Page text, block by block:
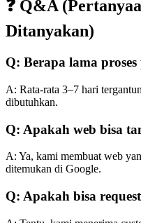
❓ Q&A
Ditanyakan)
Q: Berapa lama
A: Rata-rata 3–7 hari
dibutuhkan.
Q: Apakah web bisa
A: Ya, kami membuat web
ditemukan di Google.
Q: Apakah bisa